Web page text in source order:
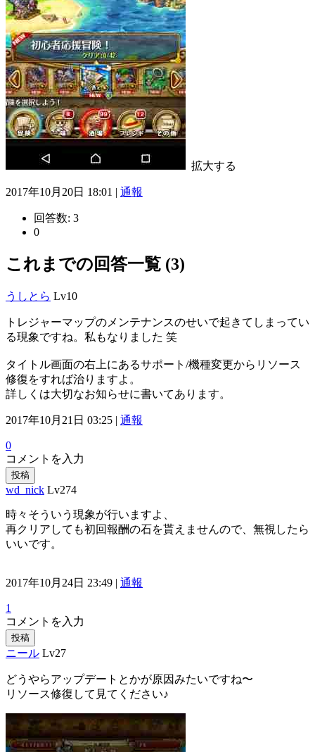
拡大する
2017年10月20日 18:01 | 通報
回答数: 3
0
これまでの回答一覧 (3)
うしとら Lv10
トレジャーマップのメンテナンスのせいで起きてしまってい
る現象ですね。私もなりました 笑
タイトル画面の右上にあるサポート/機種変更からリソース
修復をすれば治りますよ。
詳しくは大切なお知らせに書いてあります。
2017年10月21日 03:25 | 通報
0
コメントを入力
投稿
wd_nick Lv274
時々そういう現象が行いますよ、
再クリアしても初回報酬の石を貰えませんので、無視したら
いいです。
2017年10月24日 23:49 | 通報
1
コメントを入力
投稿
ニール Lv27
どうやらアップデートとかが原因みたいですね〜
リソース修復して見てください♪